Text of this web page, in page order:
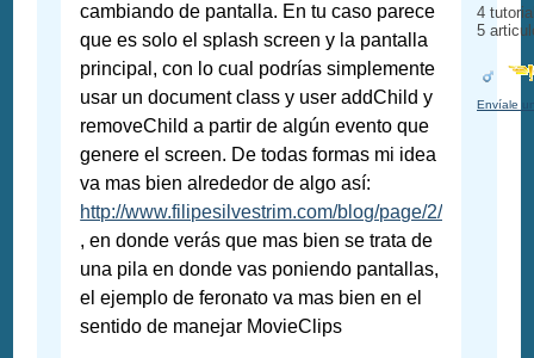
cambiando de pantalla. En tu caso parece
que es solo el splash screen y la pantalla
principal, con lo cual podrías simplemente
usar un document class y user addChild y
removeChild a partir de algún evento que
genere el screen. De todas formas mi idea
va mas bien alrededor de algo así:
http://www.filipesilvestrim.com/blog/page/2/
, en donde verás que mas bien se trata de
una pila en donde vas poniendo pantallas,
el ejemplo de feronato va mas bien en el
sentido de manejar MovieClips
4
5
Envíale